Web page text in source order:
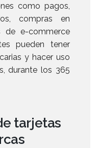
como pagos,
compras en
de e-commerce
pueden tener
y hacer uso
durante los 365
tarjetas